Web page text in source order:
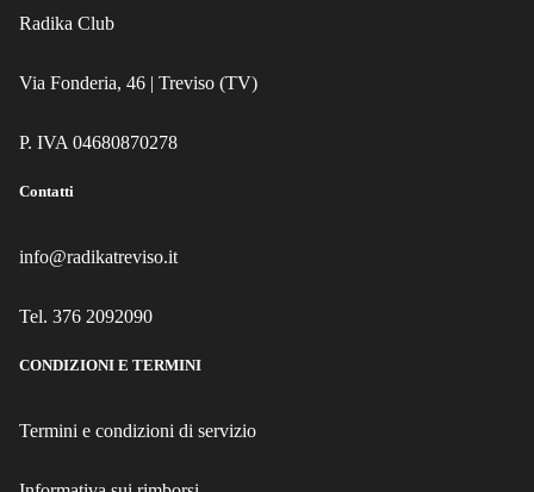
Radika Club
Via Fonderia, 46 | Treviso (TV)
P. IVA 04680870278
Contatti
info@radikatreviso.it
Tel. 376 2092090
CONDIZIONI E TERMINI
Termini e condizioni di servizio